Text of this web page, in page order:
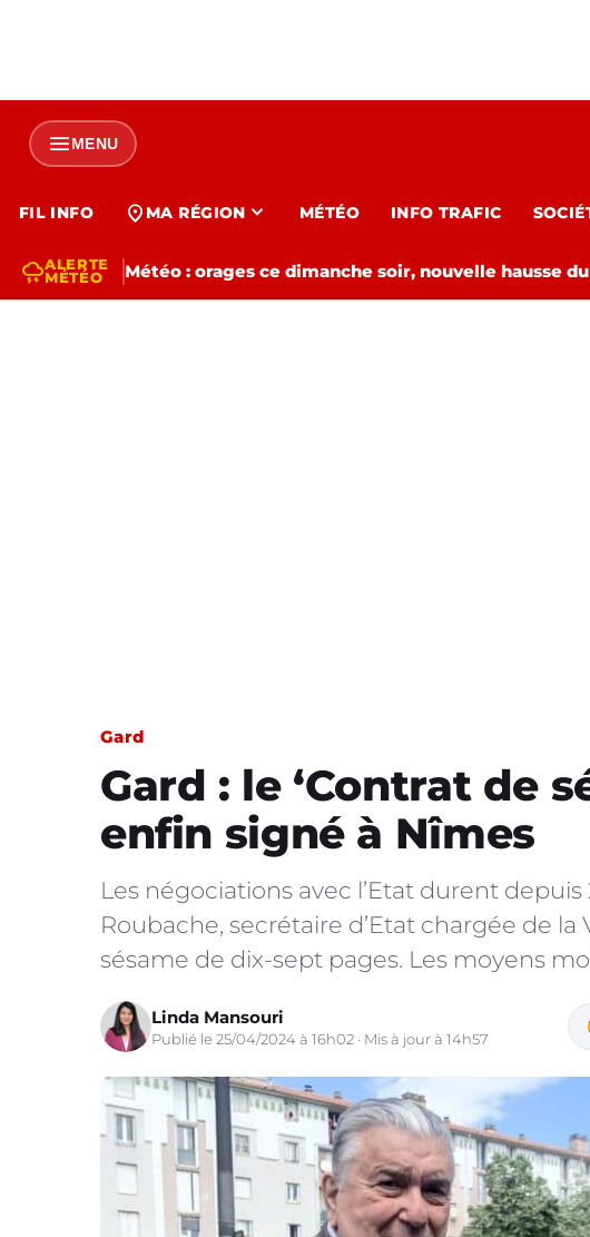
menuMENU
FIL INFO location_on MA RÉGION expand_more MÉTÉO INFO TRAFIC
thunderstormALERTE
MÉTÉO
Météo : orages ce dimanche soir, nouvelle hausse
Gard
Gard : le ‘Contrat de
enfin signé à Nîmes
Les négociations avec l’Etat durent depuis
Roubache, secrétaire d’Etat chargée de la
sésame de dix-sept pages. Les moyens
Linda Mansouri
Publié le 25/04/2024 à 16h02 · Mis à jour à 14h57